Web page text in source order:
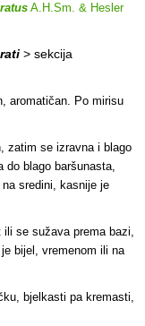
A.H.Sm. & Hesler
> sekcija
aromatičan. Po mirisu
zatim se izravna i blago
do blago baršunasta,
sredini, kasnije je
se sužava prema bazi,
bijel, vremenom ili na
bjelkasti pa kremasti,